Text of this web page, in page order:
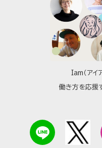
Iam（アイ
働き方を応援